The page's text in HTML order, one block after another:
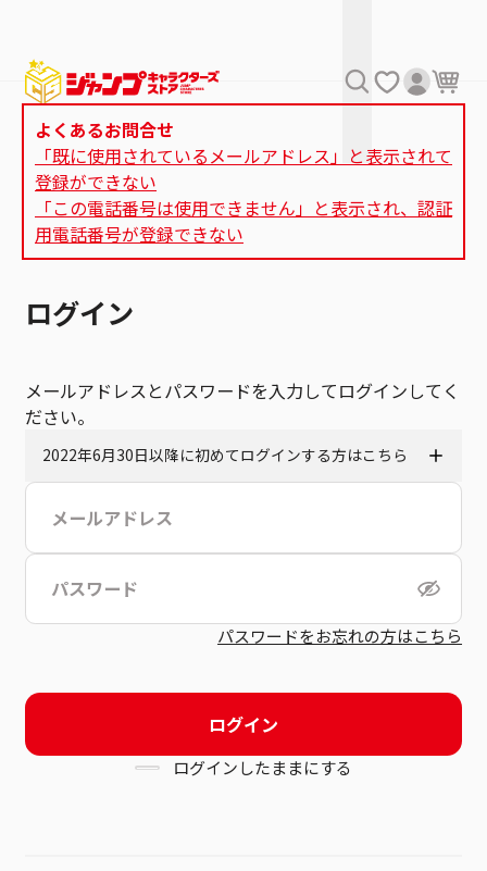
よくあるお問合せ
「既に使用されているメールアドレス」と表示されて
登録ができない
「この電話番号は使用できません」と表示され、認証
用電話番号が登録できない
ログイン
メールアドレスとパスワードを入力してログインしてく
ださい。
2022年6月30日以降に初めてログインする方はこちら
こちら
パスワードをお忘れの方はこちら
ログイン
ログインしたままにする